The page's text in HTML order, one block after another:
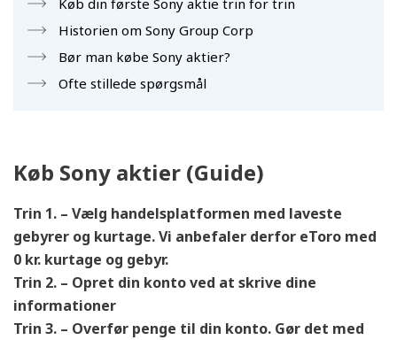
Køb din første Sony aktie trin for trin
Historien om Sony Group Corp
Bør man købe Sony aktier?
Ofte stillede spørgsmål
Køb Sony aktier (Guide)
Trin 1. – Vælg handelsplatformen med laveste
gebyrer og kurtage. Vi anbefaler derfor eToro med
0 kr. kurtage og gebyr.
Trin 2. – Opret din konto ved at skrive dine
informationer
Trin 3. – Overfør penge til din konto. Gør det med